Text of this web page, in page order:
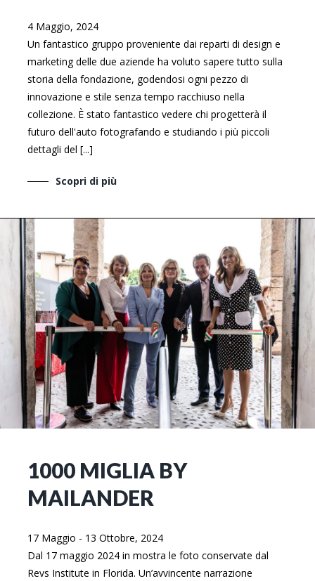
4 Maggio, 2024
Un fantastico gruppo proveniente dai reparti di design e
marketing delle due aziende ha voluto sapere tutto sulla
storia della fondazione, godendosi ogni pezzo di
innovazione e stile senza tempo racchiuso nella
collezione. È stato fantastico vedere chi progetterà il
futuro dell'auto fotografando e studiando i più piccoli
dettagli del [...]
Scopri di più
1000 MIGLIA BY
MAILANDER
17 Maggio - 13 Ottobre, 2024
Dal 17 maggio 2024 in mostra le foto conservate dal
Revs Institute in Florida. Un’avvincente narrazione